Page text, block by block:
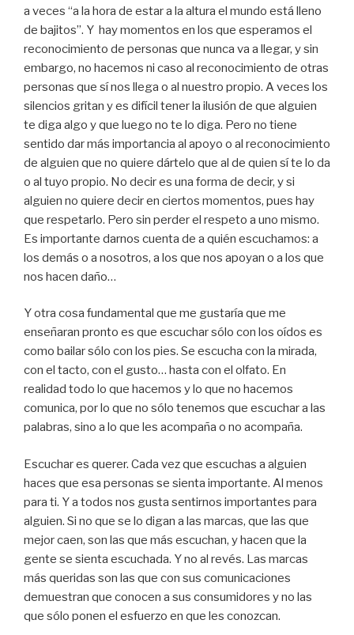
a veces “a la hora de estar a la altura el mundo está lleno
de bajitos”. Y hay momentos en los que esperamos el
reconocimiento de personas que nunca va a llegar, y sin
embargo, no hacemos ni caso al reconocimiento de otras
personas que sí nos llega o al nuestro propio. A veces los
silencios gritan y es difícil tener la ilusión de que alguien
te diga algo y que luego no te lo diga. Pero no tiene
sentido dar más importancia al apoyo o al reconocimiento
de alguien que no quiere dártelo que al de quien sí te lo da
o al tuyo propio. No decir es una forma de decir, y si
alguien no quiere decir en ciertos momentos, pues hay
que respetarlo. Pero sin perder el respeto a uno mismo.
Es importante darnos cuenta de a quién escuchamos: a
los demás o a nosotros, a los que nos apoyan o a los que
nos hacen daño…
Y otra cosa fundamental que me gustaría que me
enseñaran pronto es que escuchar sólo con los oídos es
como bailar sólo con los pies. Se escucha con la mirada,
con el tacto, con el gusto… hasta con el olfato. En
realidad todo lo que hacemos y lo que no hacemos
comunica, por lo que no sólo tenemos que escuchar a las
palabras, sino a lo que les acompaña o no acompaña.
Escuchar es querer. Cada vez que escuchas a alguien
haces que esa personas se sienta importante. Al menos
para ti. Y a todos nos gusta sentirnos importantes para
alguien. Si no que se lo digan a las marcas, que las que
mejor caen, son las que más escuchan, y hacen que la
gente se sienta escuchada. Y no al revés. Las marcas
más queridas son las que con sus comunicaciones
demuestran que conocen a sus consumidores y no las
que sólo ponen el esfuerzo en que les conozcan.